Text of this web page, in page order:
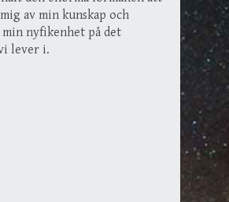
av min kunskap och
nyfikenhet på det
lever i.